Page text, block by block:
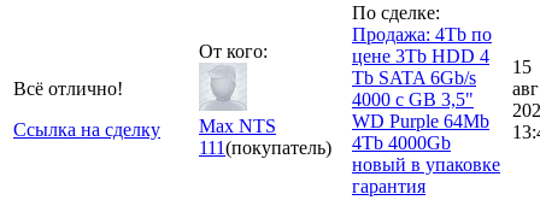
Всё отлично!
Ссылка на сделку
От кого:
Max NTS
111(покупатель)
По сделке:
Продажа: 4Tb по
цене 3Tb HDD 4
Tb SATA 6Gb/s
4000 c GB 3,5"
WD Purple 64Mb
4Tb 4000Gb
новый в упаковке
гарантия
15
авг